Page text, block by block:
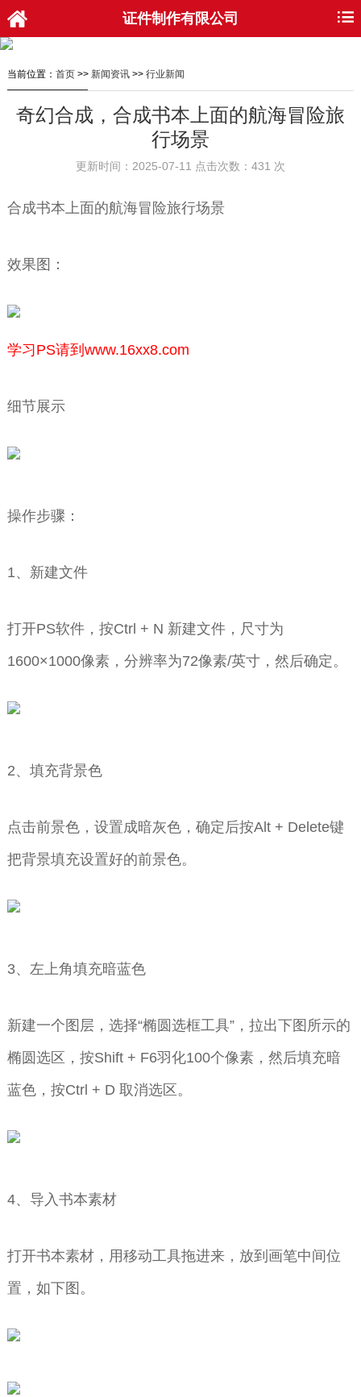
证件制作有限公司
当前位置： 首页>> 新闻资讯>> 行业新闻
奇幻合成，合成书本上面的航海冒险旅
行场景
更新时间：2025-07-11 点击次数：431 次
合成书本上面的航海冒险旅行场景
效果图：
学习PS请到www.16xx8.com
细节展示
操作步骤：
1、新建文件
打开PS软件，按Ctrl + N 新建文件，尺寸为
1600×1000像素，分辨率为72像素/英寸，然后确定。
2、填充背景色
点击前景色，设置成暗灰色，确定后按Alt + Delete键
把背景填充设置好的前景色。
3、左上角填充暗蓝色
新建一个图层，选择“椭圆选框工具”，拉出下图所示的
椭圆选区，按Shift + F6羽化100个像素，然后填充暗
蓝色，按Ctrl + D 取消选区。
4、导入书本素材
打开书本素材，用移动工具拖进来，放到画笔中间位
置，如下图。